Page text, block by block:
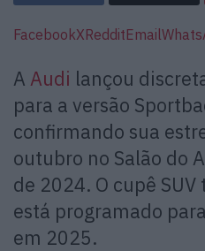
FacebookXRedditEmail
A Audi lançou
para a versão
confirmando sua
outubro no Salão do
de 2024. O cupê
está programado
em 2025.